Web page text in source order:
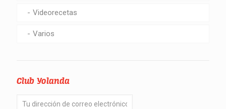
Videorecetas
Varios
Club Yolanda